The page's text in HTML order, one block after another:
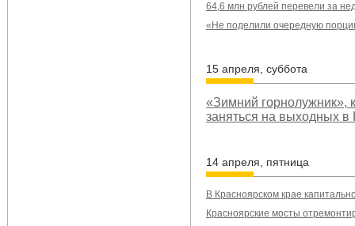
64,6 млн рублей перевели за
«Не поделили очередную
15 апреля, суббота
«Зимний горнолужник»,
заняться на выходных в
14 апреля, пятница
В Красноярском крае
Красноярские мосты